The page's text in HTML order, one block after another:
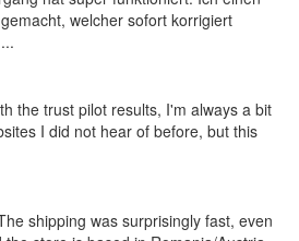
79 • Excellent
delivery was really fast and the